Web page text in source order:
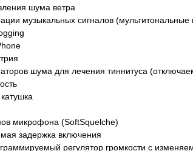
шума ветра
музыкальных сигналов
шума для лечения тиннитуса
микрофона (SoftSquelche)
задержка включения
регулятор громкости с